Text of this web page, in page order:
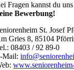
Fragen kannst du
Bewerbung!
St. Josef
Gries 8, 85104
08403 / 92 89-0
Mail: